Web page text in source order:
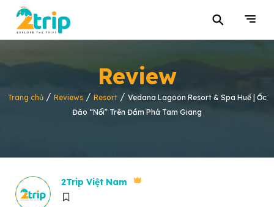
⚲
Review
Trang chủ / Reviews / Resort / Vedana Lagoon Resort & Spa Huế | Ốc
Đảo “Nổi” Trên Đầm Phá Tam Giang
2Trip Việt Nam